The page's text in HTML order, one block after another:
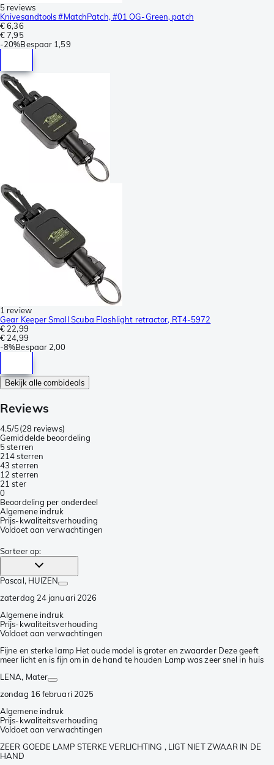
5 reviews
Knivesandtools #MatchPatch, #01 OG-Green, patch
€ 6,36
€ 7,95
-20%Bespaar 1,59
1 review
Gear Keeper Small Scuba Flashlight retractor, RT4-5972
€ 22,99
€ 24,99
-8%Bespaar 2,00
Bekijk alle combideals
Reviews
4.5/5(28 reviews)
Gemiddelde beoordeling
5 sterren
214 sterren
43 sterren
1 2 sterren
21 ster
0
Beoordeling per onderdeel
Algemene indruk
Prijs-kwaliteitsverhouding
Voldoet aan verwachtingen
Sorteer op:
Pascal, HUIZEN
zaterdag 24 januari 2026
Algemene indruk
Prijs-kwaliteitsverhouding
Voldoet aan verwachtingen
Fijne en sterke lamp Het oude model is groter en zwaarder Deze geeft
meer licht en is fijn om in de hand te houden Lamp was zeer snel in huis
LENA, Mater
zondag 16 februari 2025
Algemene indruk
Prijs-kwaliteitsverhouding
Voldoet aan verwachtingen
ZEER GOEDE LAMP STERKE VERLICHTING , LIGT NIET ZWAAR IN DE
HAND